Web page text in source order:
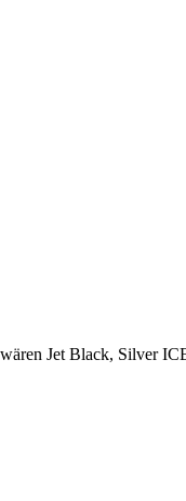
Jet Black, Silver